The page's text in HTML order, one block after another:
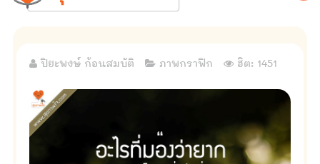
ปิยะพงษ์ ก้อนสมบัติ ภาพกราฟิก ฮิต: 1451